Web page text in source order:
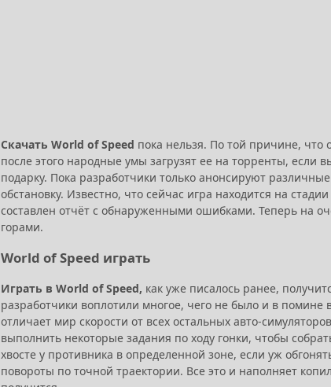
Скачать World of Speed пока нельзя. По той причине, что
после этого народные умы загрузят ее на торренты, если
подарку. Пока разработчики только анонсируют
обстановку. Известно, что сейчас игра находится на
составлен отчёт с обнаруженными ошибками. Теперь на
горами.
World of Speed играть
Играть в World of Speed, как уже писалось ранее,
разработчики воплотили многое, чего не было и в
отличает мир скорости от всех остальных авто-
выполнить некоторые задания по ходу гонки, чтобы
хвосте у противника в определенной зоне, если уж
повороты по точной траектории. Все это и наполняет